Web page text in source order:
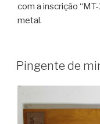
com a inscrição
metal.
Pingente de